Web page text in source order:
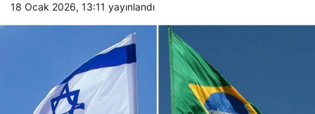
18 Ocak 2026, 13:11 yayınlandı